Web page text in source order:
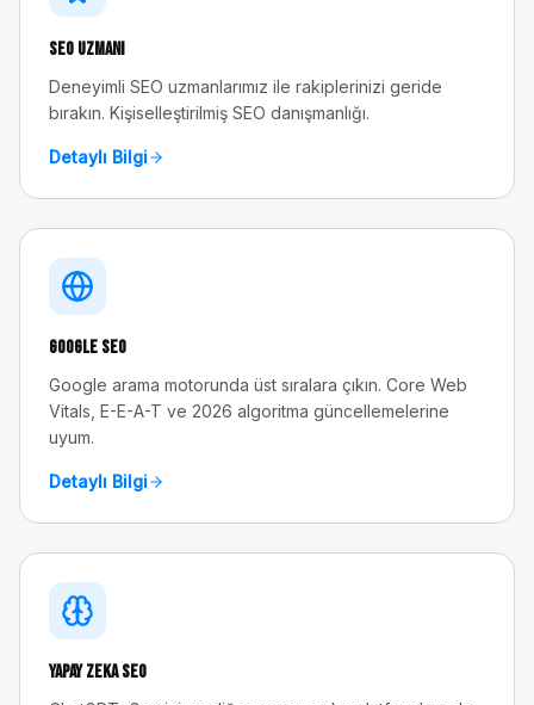
SEO Uzmanı
Deneyimli SEO uzmanlarımız ile rakiplerinizi geride
bırakın. Kişiselleştirilmiş SEO danışmanlığı.
Detaylı Bilgi
Google SEO
Google arama motorunda üst sıralara çıkın. Core Web
Vitals, E-E-A-T ve 2026 algoritma güncellemelerine
uyum.
Detaylı Bilgi
Yapay Zeka SEO